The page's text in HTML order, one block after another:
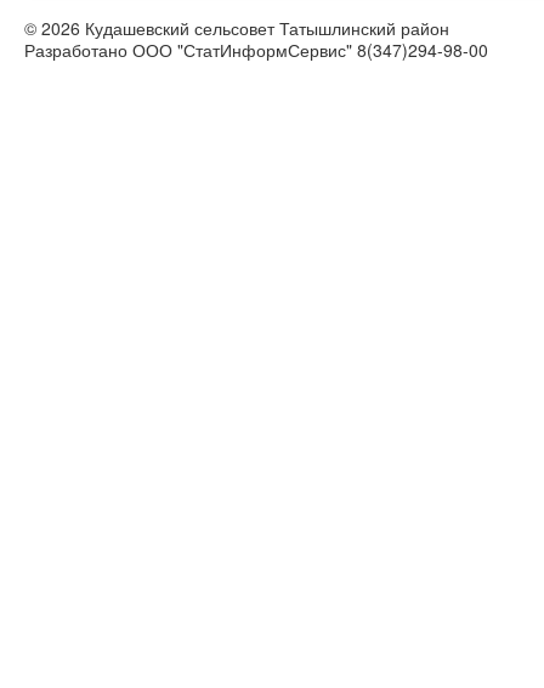
© 2026 Кудашевский сельсовет Татышлинский район
Разработано ООО "СтатИнформСервис" 8(347)294-98-00